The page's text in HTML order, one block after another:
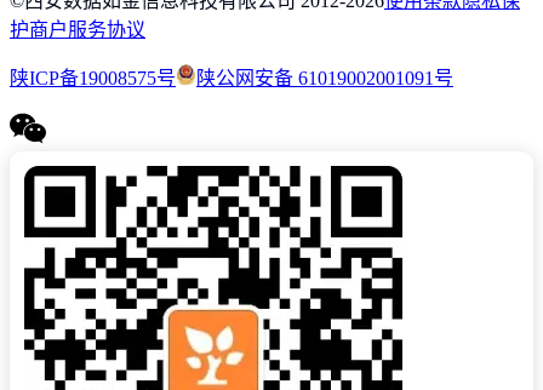
护商户服务协议
陕ICP备19008575号 陕公网安备 61019002001091号